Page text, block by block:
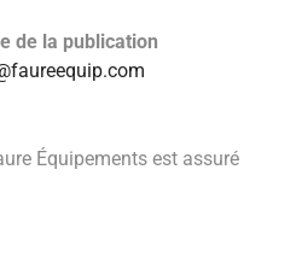
de la publication
Équipements est assuré